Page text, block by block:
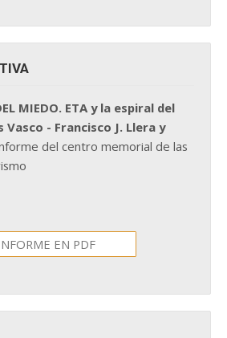
MIEDO. ETA y la espiral del
Vasco - Francisco J. Llera y
del centro memorial de las
EN PDF